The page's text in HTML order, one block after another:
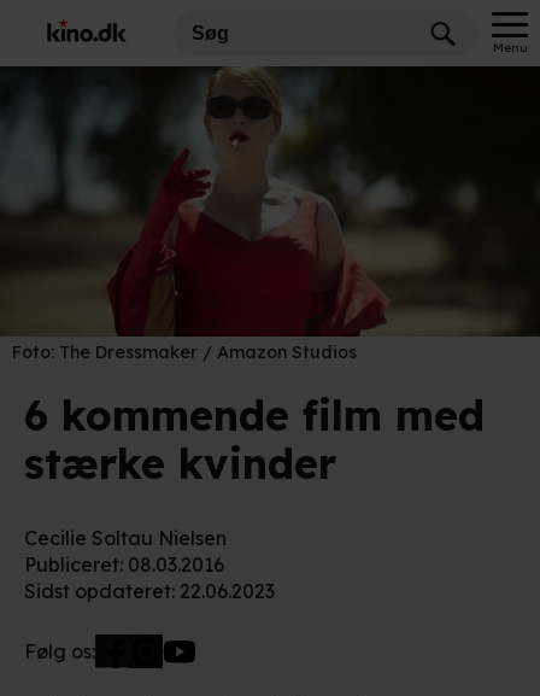
Menu
Foto: The Dressmaker / Amazon Studios
6 kommende film med
stærke kvinder
Cecilie Soltau Nielsen
Publiceret: 08.03.2016
Sidst opdateret: 22.06.2023
Følg os: